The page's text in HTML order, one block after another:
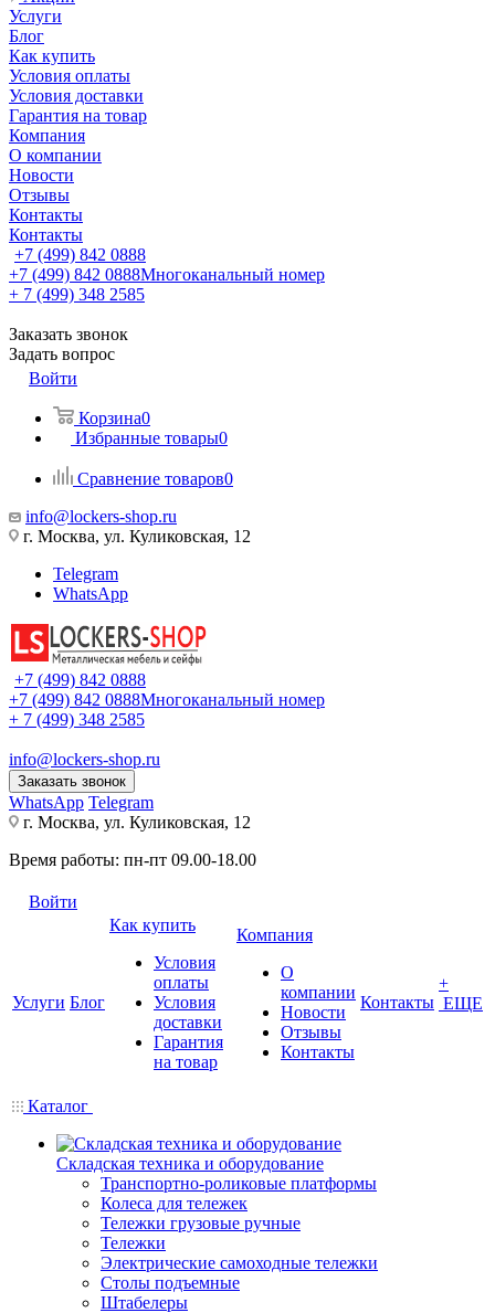
Услуги
Блог
Как купить
Условия оплаты
Условия доставки
Гарантия на товар
Компания
О компании
Новости
Отзывы
Контакты
Контакты
+7 (499) 842 0888
+7 (499) 842 0888Многоканальный номер
+ 7 (499) 348 2585
Заказать звонок
Задать вопрос
Войти
Корзина0
Избранные товары0
Сравнение товаров0
info@lockers-shop.ru
г. Москва, ул. Куликовская, 12
Telegram
WhatsApp
+7 (499) 842 0888
+7 (499) 842 0888Многоканальный номер
+ 7 (499) 348 2585
info@lockers-shop.ru
Заказать звонок
WhatsApp Telegram
г. Москва, ул. Куликовская, 12
Время работы: пн-пт 09.00-18.00
Войти
Услуги Блог
Как купить
Условия
оплаты
Условия
доставки
Гарантия
на товар
Компания
О
компании
Новости
Отзывы
Контакты
Контакты
+
ЕЩЕ
Каталог
Складская техника и оборудование
Транспортно-роликовые платформы
Колеса для тележек
Тележки грузовые ручные
Тележки
Электрические самоходные тележки
Столы подъемные
Штабелеры